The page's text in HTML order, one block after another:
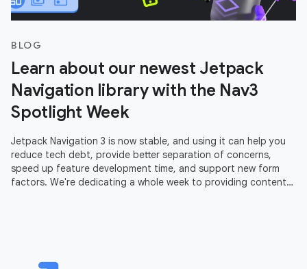
BLOG
Learn about our newest Jetpack
Navigation library with the Nav3
Spotlight Week
Jetpack Navigation 3 is now stable, and using it can help you
reduce tech debt, provide better separation of concerns,
speed up feature development time, and support new form
factors. We're dedicating a whole week to providing content